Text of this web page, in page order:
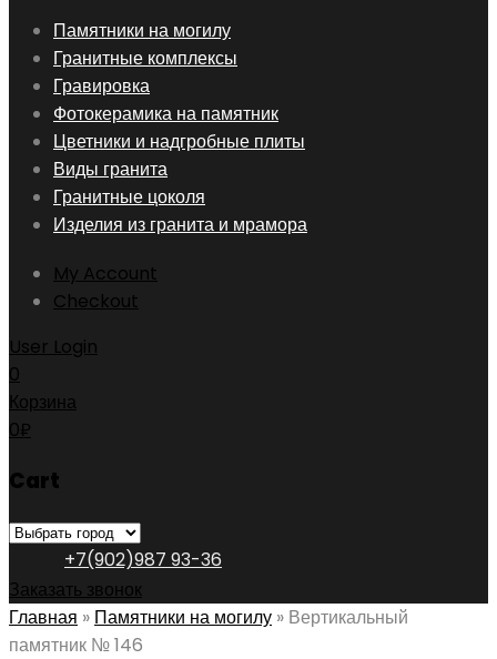
Skip
content
Памятники на могилу
Гранитные комплексы
Гравировка
Фотокерамика на памятник
Цветники и надгробные плиты
Виды гранита
Гранитные цоколя
Изделия из гранита и мрамора
My Account
Checkout
User Login
0
Корзина
0₽
Cart
+7(902)987 93-36
Заказать звонок
Главная » Памятники на могилу » Вертикальный
памятник № 146